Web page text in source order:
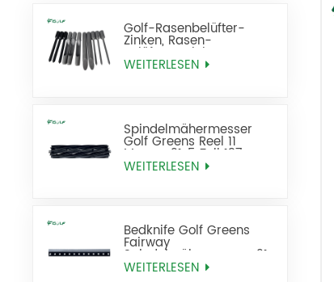
Golf-Rasenbelüfter-
Zinken, Rasen-
Belüftungszinken, Ersatz
WEITERLESEN
Spindelmähermesser
Golf Greens Reel 11
Messer 21x5 Zoll 137-
8512
WEITERLESEN
Bedknife Golf Greens
Fairway
Spindelmähermesser 21
Zoll Standard ersetzt 93-
WEITERLESEN